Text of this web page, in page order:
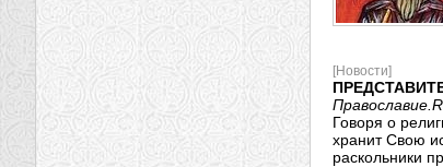
[Новости]
Говоря о
хранит Свою
раскольники